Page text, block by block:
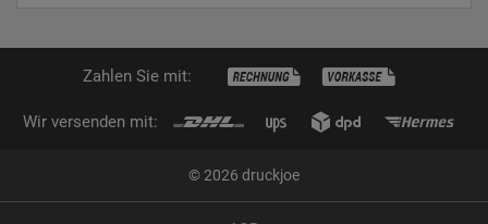
Zahlen Sie mit:
Wir versenden mit:
© 2026 druckjoe